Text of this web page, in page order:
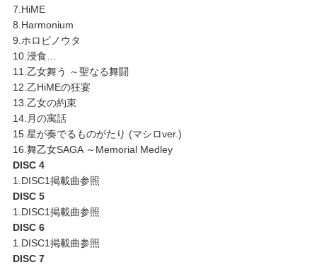
7.HiME
8.Harmonium
9.ホロビノウタ
10.浸食…
11.乙女舞う ～聖なる舞闘
12.乙HiMEの狂宴
13.乙女の約束
14.月の寓話
15.星が奏でるものがたり (マシロver.)
16.舞乙女SAGA ～Memorial Medley
DISC 4
1.DISC1掲載曲参照
DISC 5
1.DISC1掲載曲参照
DISC 6
1.DISC1掲載曲参照
DISC 7